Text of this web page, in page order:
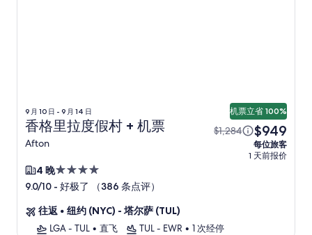
9 月 10 日 - 9 月 14 日
香格里拉度假村 + 机票
Afton
机票立省 100%
$1,284 $949
每位旅客
1 天前报价
4 晚4.0
星
宿
9.0/10 - 好极了 （386 条点评）
往返 • 纽约 (NYC) - 塔尔萨 (TUL)
LGA - TUL • 直飞 TUL - EWR • 1 次经停